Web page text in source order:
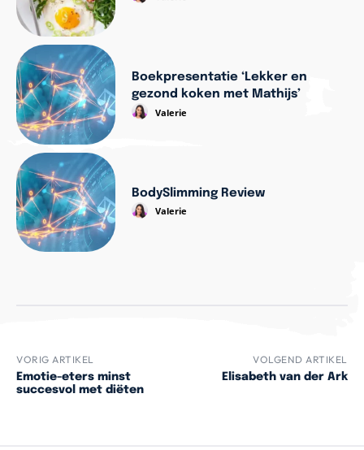
Boekpresentatie ‘Lekker en
gezond koken met Mathijs’
Valerie
BodySlimming Review
Valerie
VORIG ARTIKEL
Emotie-eters minst
succesvol met diëten
VOLGEND ARTIKEL
Elisabeth van der Ark